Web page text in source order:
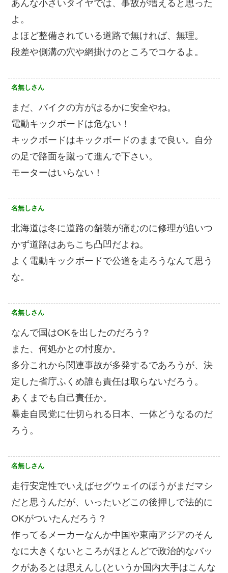
あんな小さいタイヤでは、事故が増えると思った
よ。
よほど整備されている道路で無ければ、無理。
段差や側溝の穴や網掛けのところでコケるよ。
名無しさん
まだ、バイクの方がはるかに安全やね。
電動キックボードは危ない！
キックボードはキックボードのままで良い。自分
の足で路面を蹴って進んで下さい。
モーターはいらない！
名無しさん
北海道は冬に道路の舗装が痛むのに修理が追いつ
かず道路はあちこち凸凹だよね。
よく電動キックボードで公道を走ろうなんて思う
な。
名無しさん
なんで国はOKを出したのだろう?
また、何処かとの忖度か。
多分これから関連事故が多発するであろうが、決
定した省庁ふくめ誰も責任は取らないだろう。
あくまでも自己責任か。
暴走自民党に仕切られる日本、一体どうなるのだ
ろう。
名無しさん
走行安定性でいえばセグウェイのほうがまだマシ
だと思うんだが、いったいどこの後押しで法的に
OKがついたんだろう？
作ってるメーカーなんか中国や東南アジアのそん
なに大きくないところがほとんどで政治的なバッ
クがあるとは思えんし(というか国内大手はこんな